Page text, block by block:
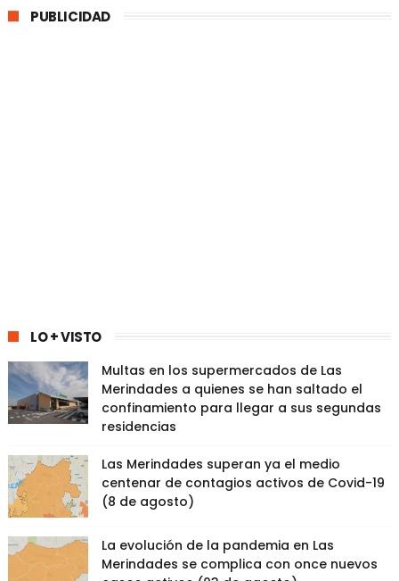
PUBLICIDAD
LO + VISTO
Multas en los supermercados de Las
Merindades a quienes se han saltado el
confinamiento para llegar a sus segundas
residencias
Las Merindades superan ya el medio
centenar de contagios activos de Covid-19
(8 de agosto)
La evolución de la pandemia en Las
Merindades se complica con once nuevos